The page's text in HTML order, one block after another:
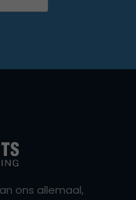
ons allemaal,